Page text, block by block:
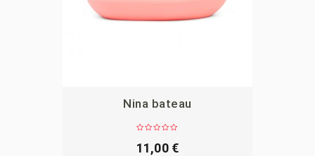
APERÇU
Nina bateau
11,00 €